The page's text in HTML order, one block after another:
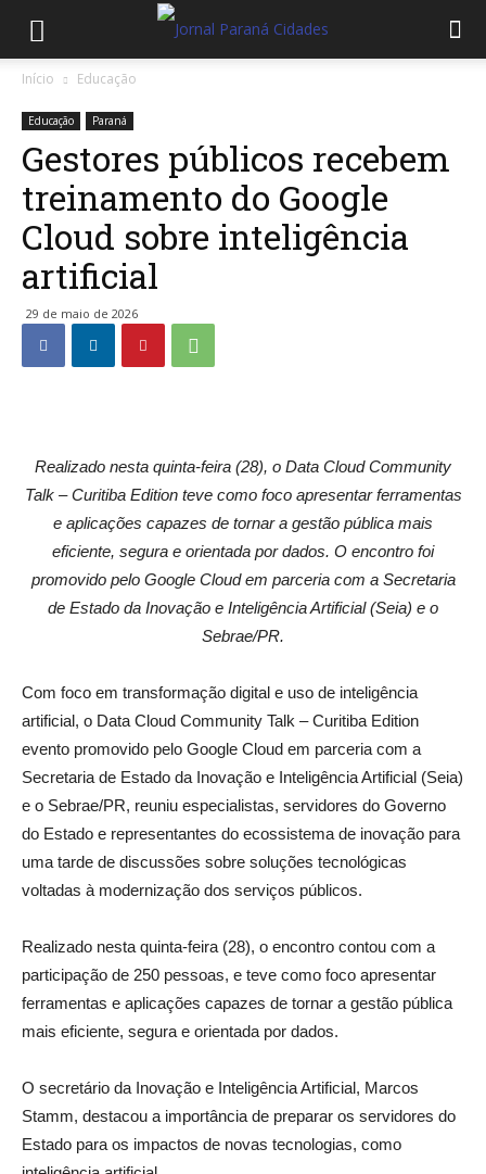
Início Educação
Educação Paraná
Gestores públicos recebem
treinamento do Google
Cloud sobre inteligência
artificial
29 de maio de 2026
Realizado nesta quinta-feira (28), o Data Cloud Community
Talk – Curitiba Edition teve como foco apresentar ferramentas
e aplicações capazes de tornar a gestão pública mais
eficiente, segura e orientada por dados. O encontro foi
promovido pelo Google Cloud em parceria com a Secretaria
de Estado da Inovação e Inteligência Artificial (Seia) e o
Sebrae/PR.
Com foco em transformação digital e uso de inteligência
artificial, o Data Cloud Community Talk – Curitiba Edition
evento promovido pelo Google Cloud em parceria com a
Secretaria de Estado da Inovação e Inteligência Artificial (Seia)
e o Sebrae/PR, reuniu especialistas, servidores do Governo
do Estado e representantes do ecossistema de inovação para
uma tarde de discussões sobre soluções tecnológicas
voltadas à modernização dos serviços públicos.
Realizado nesta quinta-feira (28), o encontro contou com a
participação de 250 pessoas, e teve como foco apresentar
ferramentas e aplicações capazes de tornar a gestão pública
mais eficiente, segura e orientada por dados.
O secretário da Inovação e Inteligência Artificial, Marcos
Stamm, destacou a importância de preparar os servidores do
Estado para os impactos de novas tecnologias, como